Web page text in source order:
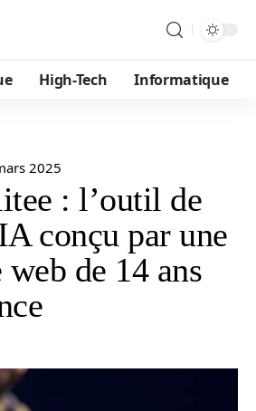
High-Tech Informatique
2025
: l’outil de
conçu par une
de 14 ans